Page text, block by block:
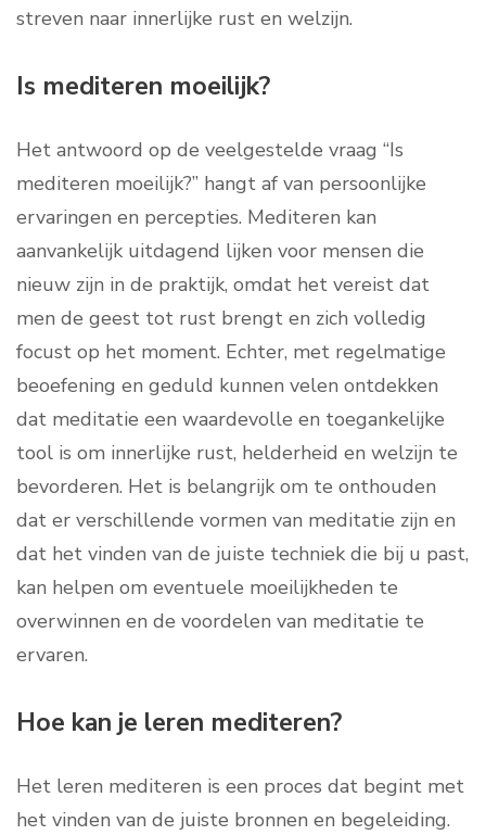
streven naar innerlijke rust en welzijn.
Is mediteren moeilijk?
Het antwoord op de veelgestelde vraag “Is
mediteren moeilijk?” hangt af van persoonlijke
ervaringen en percepties. Mediteren kan
aanvankelijk uitdagend lijken voor mensen die
nieuw zijn in de praktijk, omdat het vereist dat
men de geest tot rust brengt en zich volledig
focust op het moment. Echter, met regelmatige
beoefening en geduld kunnen velen ontdekken
dat meditatie een waardevolle en toegankelijke
tool is om innerlijke rust, helderheid en welzijn te
bevorderen. Het is belangrijk om te onthouden
dat er verschillende vormen van meditatie zijn en
dat het vinden van de juiste techniek die bij u past,
kan helpen om eventuele moeilijkheden te
overwinnen en de voordelen van meditatie te
ervaren.
Hoe kan je leren mediteren?
Het leren mediteren is een proces dat begint met
het vinden van de juiste bronnen en begeleiding.